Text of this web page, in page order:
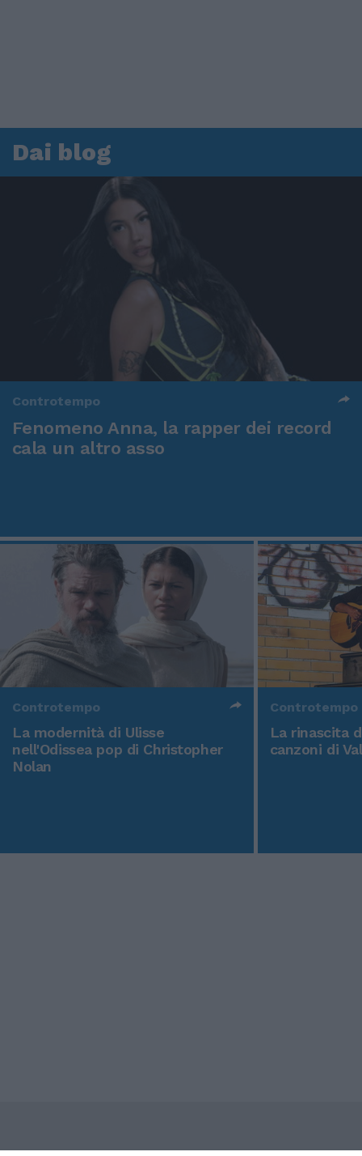
Dai blog
Controtempo
Fenomeno Anna, la rapper dei record
cala un altro asso
Controtempo
La modernità di Ulisse
nell'Odissea pop di Christopher
Nolan
Controtempo
La rinascita
canzoni di